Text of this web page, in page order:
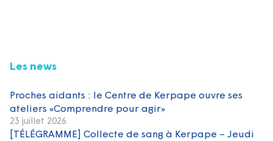
Les news
Proches aidants : le Centre de Kerpape ouvre ses
ateliers «Comprendre pour agir»
23 juillet 2026
[TÉLÉGRAMME] Collecte de sang à Kerpape – Jeudi